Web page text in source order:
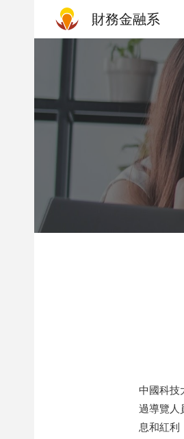
財務金融系
中國科技
過導覽人
息和紅利